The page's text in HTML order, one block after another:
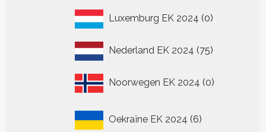
Luxemburg EK 2024 00
Nederland EK 2024 7575
Noorwegen EK 2024 00
Oekraïne EK 2024 6
producten